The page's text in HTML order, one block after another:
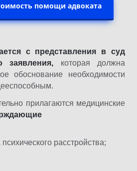
помощи адвоката
с представления в суд
заявления, которая должна
обоснование необходимости
прилагаются медицинские
расстройства;